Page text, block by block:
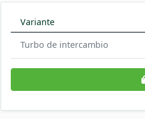
Variante
Turbo de intercambio